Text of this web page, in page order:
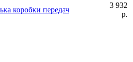
коробки передач
3 932
р.